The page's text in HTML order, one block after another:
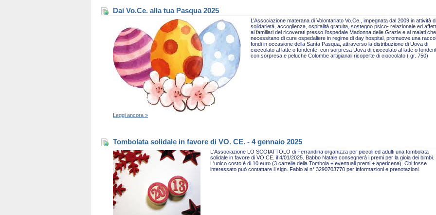
Dai Vo.Ce. alla tua Pasqua 2025
L’Associazione materana di Volontariato Vo.Ce., impegnata dal 2009 in attività di
solidarietà, accoglienza, ospitalità gratuita, sostegno psico- relazionale ed
ai familiari dei ricoverati presso l’ospedale Madonna delle Grazie e ai malati che
necessitano di cure ospedaliere in regime di day hospital, promuove una
fondi in occasione della Santa Pasqua, attraverso la distribuzione di Uova di
cioccolato al latte o fondente, con sorpresa Uova di cioccolato al latte o
con sorpresa e peluche Colombe artigianali ricoperte di cioccolato ( gr. 750)
Leggi ancora »
Tombolata solidale in favore di VO. CE. - 4 gennaio 2025
L'Associazione LO SCOIATTOLO di Ferrandina organizza per piccoli ed adulti una tombolata
solidale in favore di VO.CE. il 4/01/2025. Babbo Natale consegnerà i premi per la gioia dei bimbi.
L'unico costo è di 10 euro (3 cartelle della Tombola + eventuali premi + apericena). Chi fosse
interessato può contattare il sign. Fabio al n° 3290703770 per informazioni e prenotazioni.